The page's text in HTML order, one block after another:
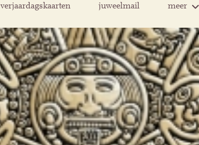
verjaardagskaarten juweelmail meer